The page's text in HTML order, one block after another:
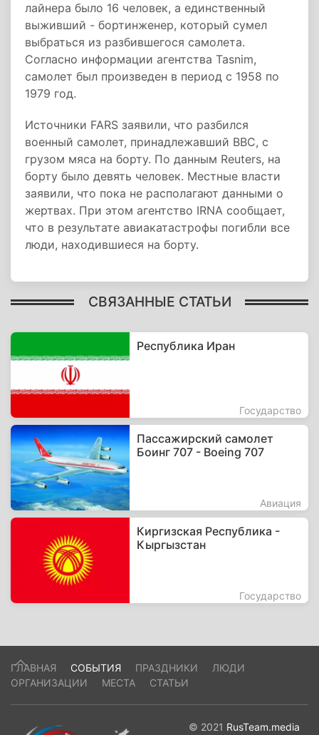
лайнера было 16 человек, а единственный
выживший - бортинженер, который сумел
выбраться из разбившегося самолета.
Согласно информации агентства Tasnim,
самолет был произведен в период с 1958 по
1979 год.
Источники FARS заявили, что разбился
военный самолет, принадлежавший ВВС, с
грузом мяса на борту. По данным Reuters, на
борту было девять человек. Местные власти
заявили, что пока не располагают данными о
жертвах.​ При этом агентство IRNA сообщает,
что в результате авиакатастрофы погибли все
люди, находившиеся на борту.
СВЯЗАННЫЕ СТАТЬИ
Республика Иран
Государство
Пассажирский самолет
Боинг 707 - Boeing 707
Авиация
Киргизская Республика -
Кыргызстан
Государство
ГЛАВНАЯ СОБЫТИЯ ПРАЗДНИКИ
ЛЮДИ
ОРГАНИЗАЦИИ
МЕСТА СТАТЬИ
© 2021 RusTeam.media